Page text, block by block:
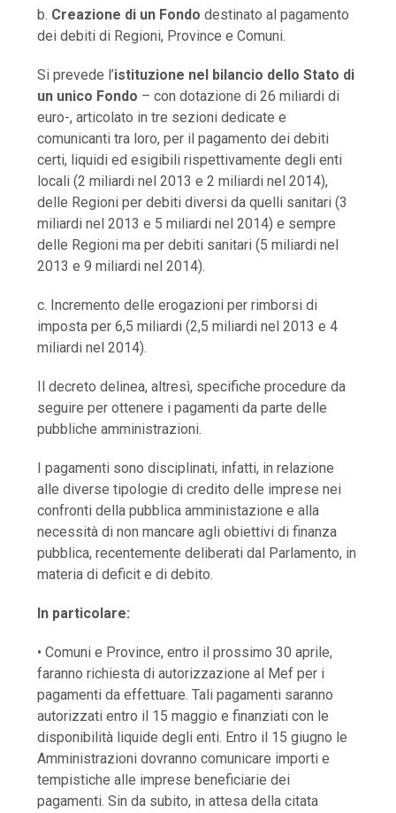
b. Creazione di un Fondo destinato al pagamento
dei debiti di Regioni, Province e Comuni.
Si prevede l’istituzione nel bilancio dello Stato di
un unico Fondo – con dotazione di 26 miliardi di
euro-, articolato in tre sezioni dedicate e
comunicanti tra loro, per il pagamento dei debiti
certi, liquidi ed esigibili rispettivamente degli enti
locali (2 miliardi nel 2013 e 2 miliardi nel 2014),
delle Regioni per debiti diversi da quelli sanitari (3
miliardi nel 2013 e 5 miliardi nel 2014) e sempre
delle Regioni ma per debiti sanitari (5 miliardi nel
2013 e 9 miliardi nel 2014).
c. Incremento delle erogazioni per rimborsi di
imposta per 6,5 miliardi (2,5 miliardi nel 2013 e 4
miliardi nel 2014).
Il decreto delinea, altresì, specifiche procedure da
seguire per ottenere i pagamenti da parte delle
pubbliche amministrazioni.
I pagamenti sono disciplinati, infatti, in relazione
alle diverse tipologie di credito delle imprese nei
confronti della pubblica amministazione e alla
necessità di non mancare agli obiettivi di finanza
pubblica, recentemente deliberati dal Parlamento, in
materia di deficit e di debito.
In particolare:
• Comuni e Province, entro il prossimo 30 aprile,
faranno richiesta di autorizzazione al Mef per i
pagamenti da effettuare. Tali pagamenti saranno
autorizzati entro il 15 maggio e finanziati con le
disponibilità liquide degli enti. Entro il 15 giugno le
Amministrazioni dovranno comunicare importi e
tempistiche alle imprese beneficiarie dei
pagamenti. Sin da subito, in attesa della citata